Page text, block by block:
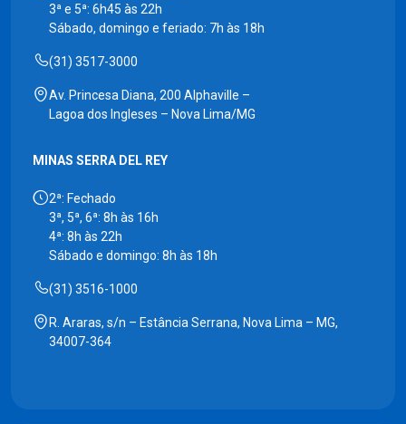
3ª e 5ª: 6h45 às 22h
Sábado, domingo e feriado: 7h às 18h
(31) 3517-3000
Av. Princesa Diana, 200 Alphaville –
Lagoa dos Ingleses – Nova Lima/MG
MINAS SERRA DEL REY
2ª: Fechado
3ª, 5ª, 6ª: 8h às 16h
4ª: 8h às 22h
Sábado e domingo: 8h às 18h
(31) 3516-1000
R. Araras, s/n – Estância Serrana, Nova Lima – MG,
34007-364